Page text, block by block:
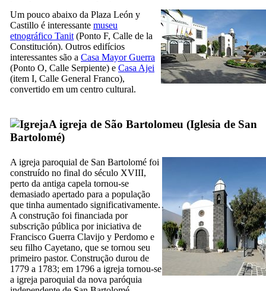
Um pouco abaixo da Plaza León y
Castillo é interessante museu
etnográfico Tanit (Ponto F, Calle de la
Constitución). Outros edifícios
interessantes são a Casa Mayor Guerra
(Ponto O, Calle Serpiente) e Casa Ajei
(item I, Calle General Franco),
convertido em um centro cultural.
A igreja de São Bartolomeu (Iglesia de San
Bartolomé)
A igreja paroquial de San Bartolomé foi
construído no final do século XVIII,
perto da antiga capela tornou-se
demasiado apertado para a população
que tinha aumentado significativamente.
A construção foi financiada por
subscrição pública por iniciativa de
Francisco Guerra Clavijo y Perdomo e
seu filho Cayetano, que se tornou seu
primeiro pastor. Construção durou de
1779 a 1783; em 1796 a igreja tornou-se
a igreja paroquial da nova paróquia